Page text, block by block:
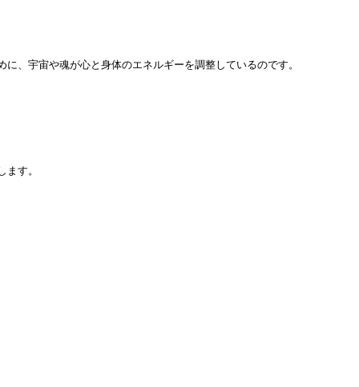
、宇宙や魂が心と身体のエネルギーを調整しているのです。
す。